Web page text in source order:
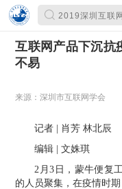
互联网产品下沉抗
不易
来源：深圳市互联网学会
记者 | 肖芳 林北辰
编辑 | 文姝琪
2月3日，蒙牛便复
的人员聚集，在疫情时